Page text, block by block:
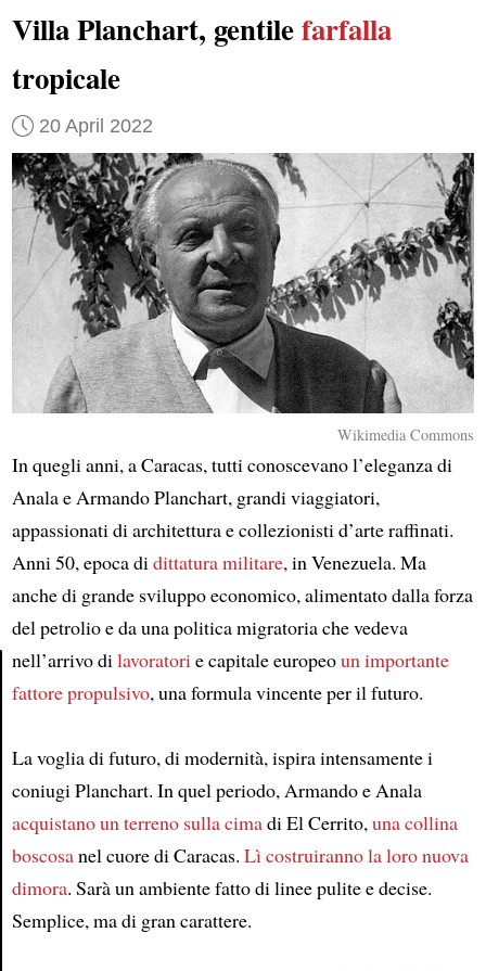
Villa Planchart, gentilefarfalla
tropicale
20 April 2022
Wikimedia Commons
In quegli anni, a Caracas, tutti conoscevano l’eleganza di
Anala e Armando Planchart, grandi viaggiatori,
appassionati di architettura e collezionisti d’arte raffinati.
Anni 50, epoca didittatura militare, in Venezuela. Ma
anche di grande sviluppo economico, alimentato dalla forza
del petrolio e da una politica migratoria che vedeva
nell’arrivo dilavoratorie capitale europeoun importante
fattore propulsivo, una formula vincente per il futuro.
La voglia di futuro, di modernità, ispira intensamente i
coniugi Planchart. In quel periodo, Armando e Anala
acquistano un terreno sulla cimadi El Cerrito,una collina
boscosanel cuore di Caracas. Lìcostruiranno la loro nuova
dimora. Sarà un ambiente fatto di linee pulite e decise.
Semplice, ma di gran carattere.